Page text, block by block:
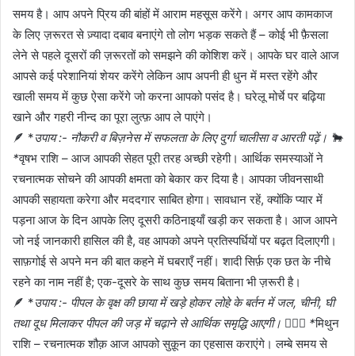
समय है। आप अपने प्रिय की बांहों में आराम महसूस करेंगे। अगर आप कामकाज
के लिए ज़रूरत से ज़्यादा दबाव बनाएंगे तो लोग भड़क सकते हैं – कोई भी फ़ैसला
लेने से पहले दूसरों की ज़रूरतों को समझने की कोशिश करें। आपके घर वाले आज
आपसे कई परेशानियां शेयर करेंगे लेकिन आप अपनी ही धुन में मस्त रहेंगे और
खाली समय में कुछ ऐसा करेंगे जो करना आपको पसंद है। घरेलू मोर्चे पर बढ़िया
खाने और गहरी नीन्द का पूरा लुत्फ़ आप ले पाएंगे।
🪶 *उपाय :- नौकरी व बिज़नेस में सफलता के लिए दुर्गा चालीसा व आरती पढ़ें। 🐂
*वृषभ राशि – आज आपकी सेहत पूरी तरह अच्छी रहेगी। आर्थिक समस्याओं ने
रचनात्मक सोचने की आपकी क्षमता को बेकार कर दिया है। आपका जीवनसाथी
आपकी सहायता करेगा और मददगार साबित होगा। सावधान रहें, क्योंकि प्यार में
पड़ना आज के दिन आपके लिए दूसरी कठिनाइयाँ खड़ी कर सकता है। आज आपने
जो नई जानकारी हासिल की है, वह आपको अपने प्रतिस्पर्धियों पर बढ़त दिलाएगी।
साफ़गोई से अपने मन की बात कहने में घबराएँ नहीं। शादी सिर्फ़ एक छत के नीचे
रहने का नाम नहीं है; एक-दूसरे के साथ कुछ समय बिताना भी ज़रूरी है।
🪶 *उपाय :- पीपल के वृक्ष की छाया में खड़े होकर लोहे के बर्तन में जल, चीनी, घी
तथा दूध मिलाकर पीपल की जड़ में चढ़ाने से आर्थिक समृद्धि आएगी। 👩‍❤️‍👨 *मिथुन
राशि – रचनात्मक शौक़ आज आपको सुक़ून का एहसास कराएंगे। लम्बे समय से